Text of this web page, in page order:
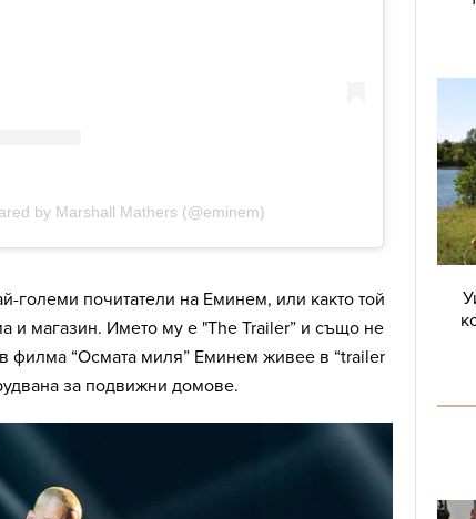
големи почитатели на Еминем, или както той
и магазин. Името му е "The Trailer” и също не
филма “Осмата миля” Еминем живее в “trailer
за подвижни домове.